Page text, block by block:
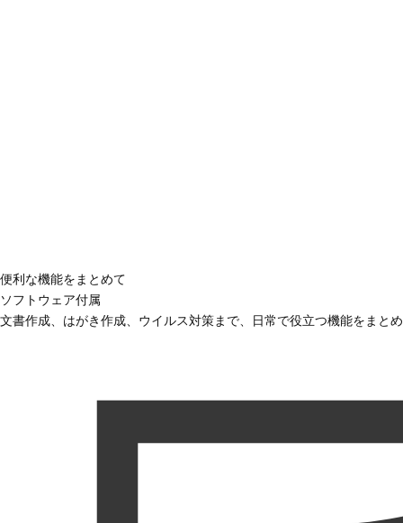
便利な機能をまとめて
ソフトウェア付属
文書作成、はがき作成、ウイルス対策まで、日常で役立つ機能をまと